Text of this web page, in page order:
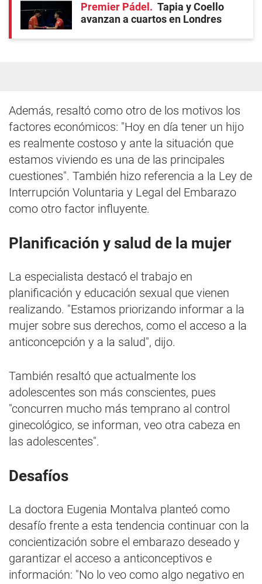
Premier Pádel
Tapia y Coello
avanzan a cuartos en Londres
Además, resaltó como otro de los motivos los
factores económicos: "Hoy en día tener un hijo
es realmente costoso y ante la situación que
estamos viviendo es una de las principales
cuestiones". También hizo referencia a la Ley de
Interrupción Voluntaria y Legal del Embarazo
como otro factor influyente.
Planificación y salud de la mujer
La especialista destacó el trabajo en
planificación y educación sexual que vienen
realizando. "Estamos priorizando informar a la
mujer sobre sus derechos, como el acceso a la
anticoncepción y a la salud", dijo.
También resaltó que actualmente los
adolescentes son más conscientes, pues
"concurren mucho más temprano al control
ginecológico, se informan, veo otra cabeza en
las adolescentes".
Desafíos
La doctora Eugenia Montalva planteó como
desafío frente a esta tendencia continuar con la
concientización sobre el embarazo deseado y
garantizar el acceso a anticonceptivos e
información: "No lo veo como algo negativo en